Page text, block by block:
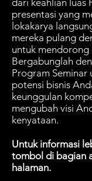
dari keahlian luas
presentasi yang
lokakarya
mereka pulang
untuk mendorong
Bergabunglah
Program Seminar
potensi bisnis
keunggulan
mengubah visi
kenyataan.
Untuk informasi
tombol di bagian
halaman.